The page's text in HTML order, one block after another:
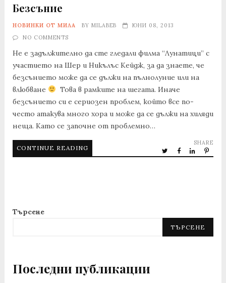
Безсъние
НОВИНКИ ОТ МИЛА BY MILABEB
ЮНИ 08, 2013
NO COMMENTS
Не е задължително да сте гледали филма “Лунатици” с
участието на Шер и Никълъс Кейдж, за да знаете, че
безсънието може да се дължи на пълнолуние или на
влюбване
Това в рамките на шегата. Иначе
безсънието си е сериозен проблем, който все по-
често атакува много хора и може да се дължи на хиляди
неща. Като се започне от проблемно…
CONTINUE READING
SHARE
Търсене
ТЪРСЕНЕ
Последни публикации